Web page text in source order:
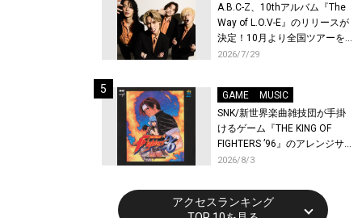
A.B.C-Z、10thアルバム『The
Way of L.O.V-E』のリリースが
決定！10月より全国ツアーを
開催！
2026/7/29
GAME
MUSIC
SNK/新世界楽曲雑技団が手掛
けるゲーム『THE KING OF
FIGHTERS ’96』のアレンジサ
ウンドトラックが配信開始！
2026/8/3
アクセスランキング